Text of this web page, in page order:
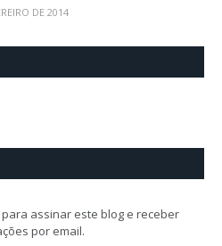
DE 2014
assinar este blog e receber
por email.